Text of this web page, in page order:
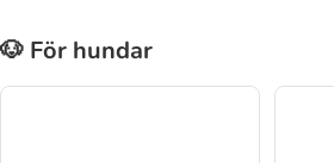
🐶 För hundar